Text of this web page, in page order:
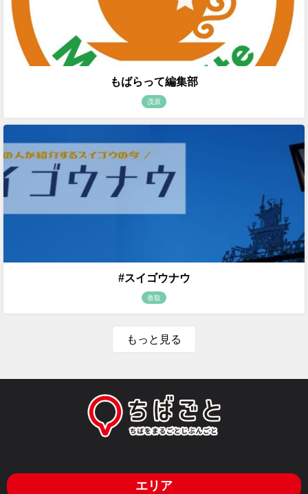
もばらって編集部
茂原
#スイゴウナウ
香取
もっと見る
エリア